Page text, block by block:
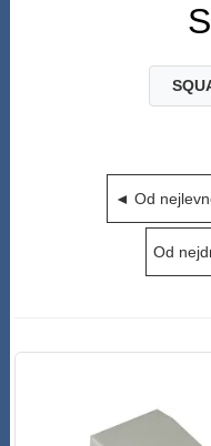
◄ Od
Od